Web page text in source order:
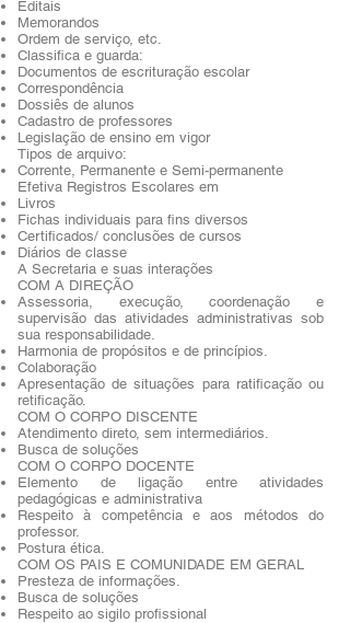
Editais
Memorandos
Ordem de serviço, etc.
Classifica e guarda:
Documentos de escrituração escolar
Correspondência
Dossiês de alunos
Cadastro de professores
Legislação de ensino em vigor
Tipos de arquivo:
Corrente, Permanente e Semi-permanente
Efetiva Registros Escolares em
Livros
Fichas individuais para fins diversos
Certificados/ conclusões de cursos
Diários de classe
A Secretaria e suas interações
COM A DIREÇÃO
Assessoria, execução, coordenação e
supervisão das atividades administrativas sob
sua responsabilidade.
Harmonia de propósitos e de princípios.
Colaboração
Apresentação de situações para ratificação ou
retificação.
COM O CORPO DISCENTE
Atendimento direto, sem intermediários.
Busca de soluções
COM O CORPO DOCENTE
Elemento de ligação entre atividades
pedagógicas e administrativa
Respeito à competência e aos métodos do
professor.
Postura ética.
COM OS PAIS E COMUNIDADE EM GERAL
Presteza de informações.
Busca de soluções
Respeito ao sigilo profissional